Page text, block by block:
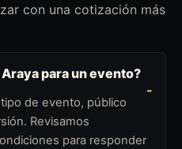
con una cotización más
para un evento?
de evento, público
Revisamos
para responder